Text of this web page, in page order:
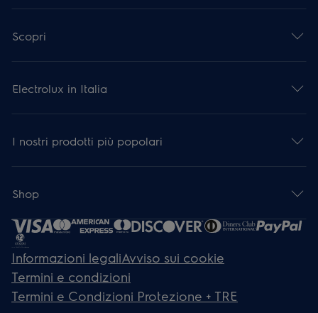
Scopri
Electrolux in Italia
I nostri prodotti più popolari
Shop
Informazioni legaliAvviso sui cookie
Termini e condizioni
Termini e Condizioni Protezione + TRE